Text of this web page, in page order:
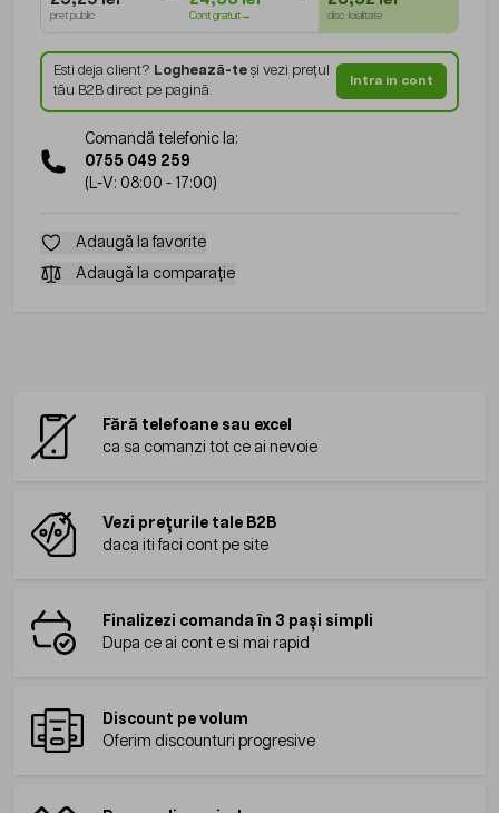
pret public Cont gratuit→ disc. loialitate
Esti deja client? Loghează-teși vezi prețul
tău B2B direct pe pagină.
Intra in cont
Comandă telefonic la:
0755 049 259
(L-V: 08:00 - 17:00)
Adaugă la favorite
Adaugă la comparație
Fără telefoane sau excel
ca sa comanzi tot ce ai nevoie
Vezi prețurile tale B2B
daca iti faci cont pe site
Finalizezi comanda în 3 pași simpli
Dupa ce ai cont e si mai rapid
Discount pe volum
Oferim discounturi progresive